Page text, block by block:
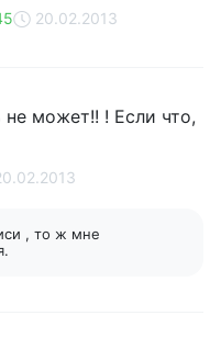
20.02.2013
может!! ! Если что,
, то ж мне